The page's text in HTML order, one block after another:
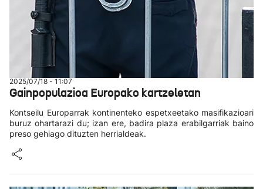
2025/07/18 - 11:07
Gainpopulazioa Europako kartzeletan
Kontseilu Europarrak kontinenteko espetxeetako masifikazioari
buruz ohartarazi du; izan ere, badira plaza erabilgarriak baino
preso gehiago dituzten herrialdeak.